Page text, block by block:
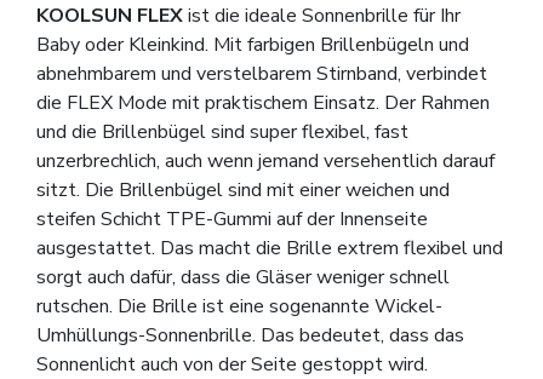
KOOLSUN FLEXist die ideale Sonnenbrille für Ihr
Baby oder Kleinkind. Mit farbigen Brillenbügeln und
abnehmbarem und verstelbarem Stirnband, verbindet
die FLEX Mode mit praktischem Einsatz. Der Rahmen
und die Brillenbügel sind super flexibel, fast
unzerbrechlich, auch wenn jemand versehentlich darauf
sitzt. Die Brillenbügel sind mit einer weichen und
steifen Schicht TPE-Gummi auf der Innenseite
ausgestattet. Das macht die Brille extrem flexibel und
sorgt auch dafür, dass die Gläser weniger schnell
rutschen. Die Brille ist eine sogenannte Wickel-
Umhüllungs-Sonnenbrille. Das bedeutet, dass das
Sonnenlicht auch von der Seite gestoppt wird.